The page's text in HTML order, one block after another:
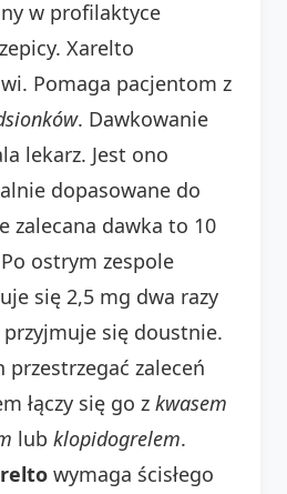
w profilaktyce
Xarelto
Pomaga pacjentom z
. Dawkowanie
lekarz. Jest ono
dopasowane do
zalecana dawka to 10
ostrym zespole
się 2,5 mg dwa razy
się doustnie.
zaleceń
łączy się go z kwasem
lub klopidogrelem.
wymaga ścisłego